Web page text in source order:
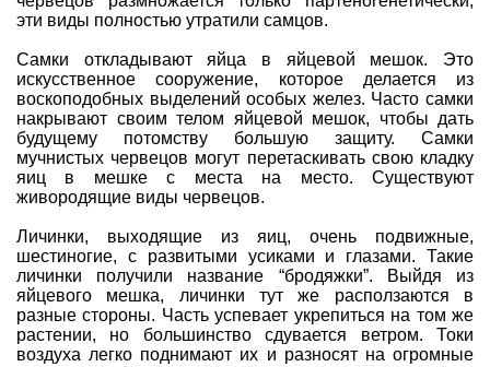
эти виды полностью утратили самцов.
Самки откладывают яйца в яйцевой мешок. Это
искусственное сооружение, которое делается из
воскоподобных выделений особых желез. Часто самки
накрывают своим телом яйцевой мешок, чтобы дать
будущему потомству большую защиту. Самки
мучнистых червецов могут перетаскивать свою кладку
яиц в мешке с места на место. Существуют
живородящие виды червецов.
Личинки, выходящие из яиц, очень подвижные,
шестиногие, с развитыми усиками и глазами. Такие
личинки получили название “бродяжки”. Выйдя из
яйцевого мешка, личинки тут же расползаются в
разные стороны. Часть успевает укрепиться на том же
растении, но большинство сдувается ветром. Токи
воздуха легко поднимают их и разносят на огромные